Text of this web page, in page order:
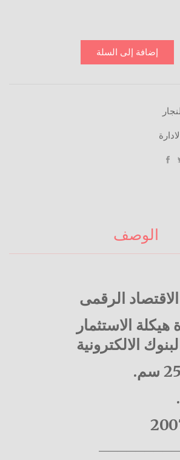
إضافة إلى السلة
الوصف
الرقمى
هيكلة الاستثمار
الالكترونية